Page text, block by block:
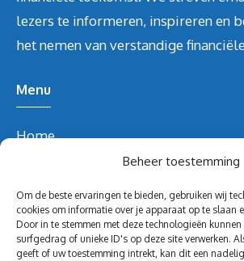
Beheer toestemming
Om de beste ervaringen te bieden, gebruiken wij
cookies om informatie over je apparaat op te slaan
Door in te stemmen met deze technologieën
surfgedrag of unieke ID's op deze site verwerken.
geeft of uw toestemming intrekt, kan dit een
lezers te informeren, inspireren en
het nemen van verstandige
Menu
Home
Contact
Blog
Contact Info